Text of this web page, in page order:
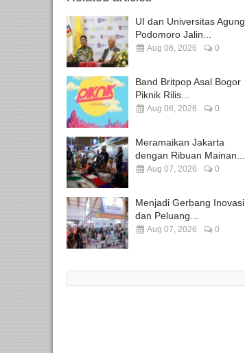
UI dan Universitas Agung
Podomoro Jalin...
Aug 08, 2026 0
Band Britpop Asal Bogor
Piknik Rilis...
Aug 08, 2026 0
Meramaikan Jakarta
dengan Ribuan Mainan...
Aug 07, 2026 0
Menjadi Gerbang Inovasi
dan Peluang...
Aug 07, 2026 0